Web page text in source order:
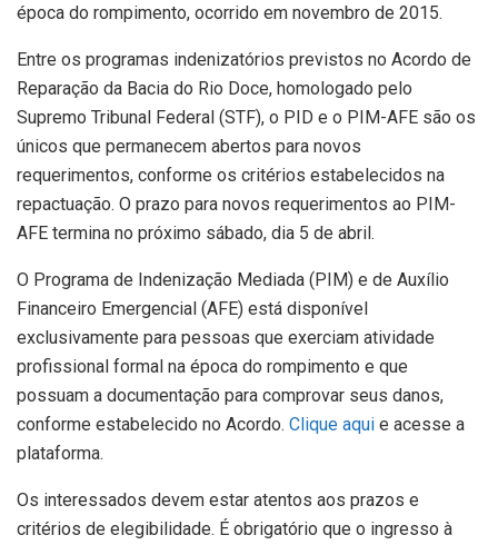
época do rompimento, ocorrido em novembro de 2015.
Entre os programas indenizatórios previstos no Acordo de
Reparação da Bacia do Rio Doce, homologado pelo
Supremo Tribunal Federal (STF), o PID e o PIM-AFE são os
únicos que permanecem abertos para novos
requerimentos, conforme os critérios estabelecidos na
repactuação. O prazo para novos requerimentos ao PIM-
AFE termina no próximo sábado, dia 5 de abril.
O Programa de Indenização Mediada (PIM) e de Auxílio
Financeiro Emergencial (AFE) está disponível
exclusivamente para pessoas que exerciam atividade
profissional formal na época do rompimento e que
possuam a documentação para comprovar seus danos,
conforme estabelecido no Acordo. Clique aqui e acesse a
plataforma.
Os interessados devem estar atentos aos prazos e
critérios de elegibilidade. É obrigatório que o ingresso à